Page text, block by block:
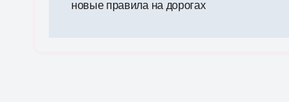
новые правила на дорогах